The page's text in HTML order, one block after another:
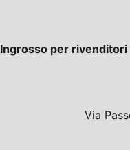
Ingrosso per rivenditori
Via